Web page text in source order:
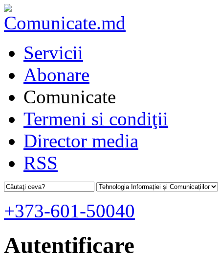
Servicii
Abonare
Comunicate
Termeni si condiţii
Director media
RSS
+373-601-50040
Autentificare